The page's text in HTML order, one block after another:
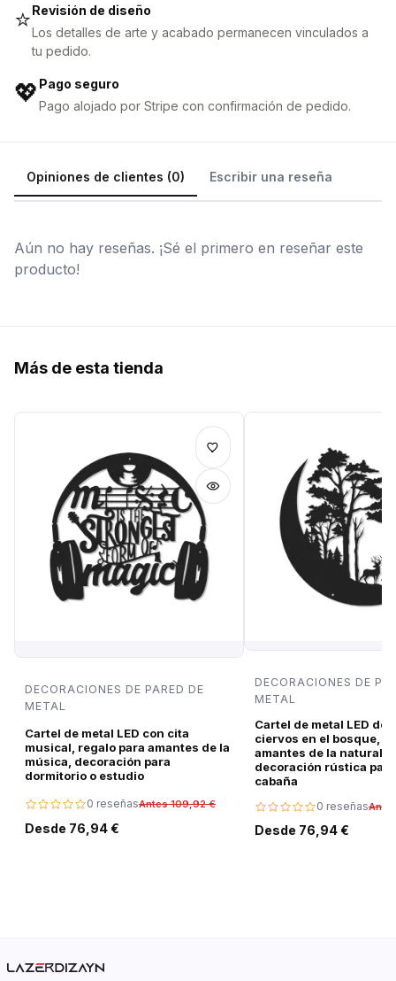
⭐Revisión de diseño
Los detalles de arte y acabado permanecen vinculados a
tu pedido.
💖 Pago seguro
Pago alojado por Stripe con confirmación de pedido.
Opiniones de clientes (0) Escribir una reseña
Aún no hay reseñas. ¡Sé el primero en reseñar este
producto!
Más de esta tienda
DECORACIONES DE PARED DE
METAL
Cartel de metal LED con cita
musical, regalo para amantes de la
música, decoración para
dormitorio o estudio
0 reseñasAntes 109,92 €
Desde 76,94 €
DECORACIONES DE
METAL
Cartel de metal LED de
ciervos en el bosque,
amantes de la
decoración rústica
cabaña
0 reseñas
Desde 76,94 €